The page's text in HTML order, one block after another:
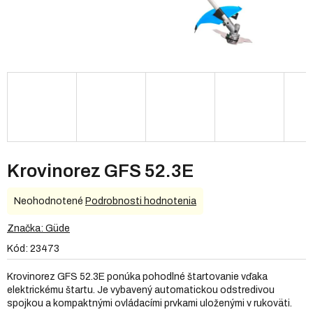
Krovinorez GFS 52.3E
Kód: 23473
Krovinorez GFS 52.3E ponúka pohodlné štartovanie vďaka
elektrickému štartu. Je vybavený automatickou odstredivou
spojkou a kompaktnými ovládacími prvkami uloženými v rukoväti.
Priemerné
produktu
0,0
5
hviezdičiek.
Neohodnotené Podrobnosti hodnotenia
Značka: Güde